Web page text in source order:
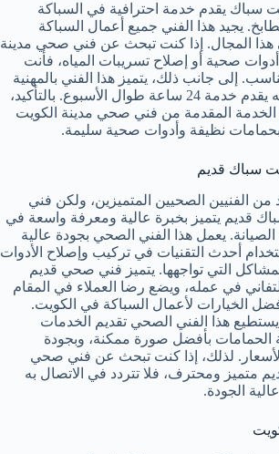
سباك يقدم خدمة احترافية في السباكة
يجيد هذا الفني جميع أعمال السباكة
هذا المجال. إذا كنت تبحث عن فني صحي مدينة
صحية أو إصلاح تسريبات المياه، فأنت
إلى جانب ذلك، يتميز هذا الفني بالمهنية
والأخلاق العالية، كما أنه يقدم خدمة 24 ساعة طوال الأسبوع. بالتأكيد،
المقدمة من فني صحي مدينة الكويت
نظيفة وأدوات صحية سليمة.
سباك قديم
من الفنيين الصحيين المتميزين، ولكن فني
قديم يتميز بخبرة عالية ومعرفة واسعة في
يعمل هذا الفني الصحي بجودة عالية
أحدث التقنيات في تركيب وإصلاح الأدوات
التي تواجهها. يتميز فني صحي قديم
في عمله، ويضع رضا العملاء في المقام
الخيارات لأعمال السباكة في الكويت.
هذا الفني الصحي تقديم الخدمات
الحمامات بأفضل صورة ممكنة، وبجودة
لذلك، إذا كنت تبحث عن فني صحي
متميز ومحترف، فلا تتردد في الاتصال به
الجودة.